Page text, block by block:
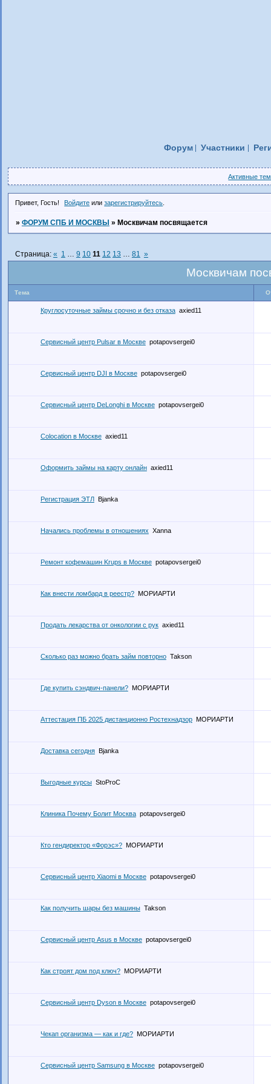
Форум Участники
Активные
Привет, Гость! Войдите илизарегистрируйтесь
» ФОРУМ СПБ И МОСКВЫ » Москвичам посвящается
Москвичам
Страница: « 1 … 9 10 11 12 13 … 81 »
Тема
Круглосуточные займы срочно и без отказа axied11
Сервисный центр Pulsar в Москве potapovsergei0
Сервисный центр DJI в Москве potapovsergei0
Сервисный центр DeLonghi в Москве potapovsergei0
Colocation в Москве axied11
Оформить займы на карту онлайн axied11
Регистрация ЭТЛ Bjanka
Начались проблемы в отношениях Xanna
Ремонт кофемашин Krups в Москве potapovsergei0
Как внести ломбард в реестр? МОРИАРТИ
Продать лекарства от онкологии с рук axied11
Сколько раз можно брать займ повторно Takson
Где купить сэндвич-панели? МОРИАРТИ
Аттестация ПБ 2025 дистанционно Ростехнадзор МОРИАРТИ
Доставка сегодня Bjanka
Выгодные курсы StoProC
Клиника Почему Болит Москва potapovsergei0
Кто гендиректор «Форэс»? МОРИАРТИ
Сервисный центр Xiaomi в Москве potapovsergei0
Как получить шары без машины Takson
Сервисный центр Asus в Москве potapovsergei0
Как строят дом под ключ? МОРИАРТИ
Сервисный центр Dyson в Москве potapovsergei0
Чекап организма — как и где? МОРИАРТИ
Сервисный центр Samsung в Москве potapovsergei0